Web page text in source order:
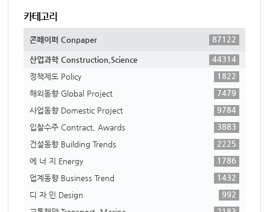
카테고리
콘페이퍼 Conpaper 87122
산업과학 Construction,Science
44314
정책제도 Policy
1822
해외동향 Global Project
7479
사업동향 Domestic Project
9784
입찰수주 Contract, Awards
3883
건설동향 Building Trends
2225
에 너 지 Energy
1786
업계동향 Business Trend
1432
디 자 인 Design
992